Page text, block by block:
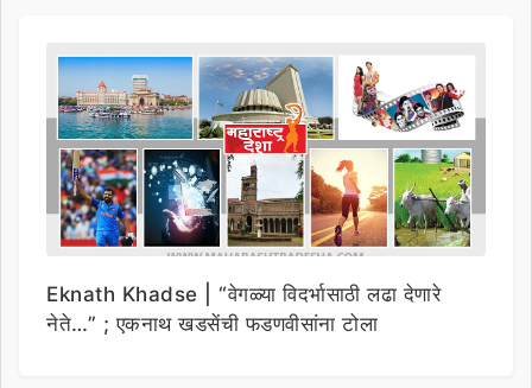
Eknath Khadse | “वेगळ्या विदर्भासाठी लढा देणारे
नेते…” ; एकनाथ खडसेंची फडणवीसांना टोला